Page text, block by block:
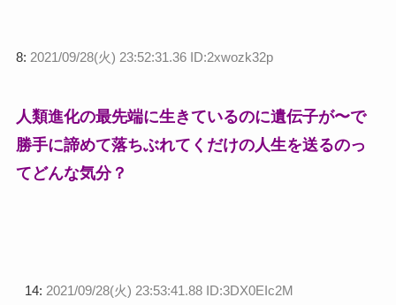
8: 2021/09/28(火) 23:52:31.36 ID:2xwozk32p
人類進化の最先端に生きているのに遺伝子が〜で
勝手に諦めて落ちぶれてくだけの人生を送るのっ
てどんな気分？
14: 2021/09/28(火) 23:53:41.88 ID:3DX0EIc2M